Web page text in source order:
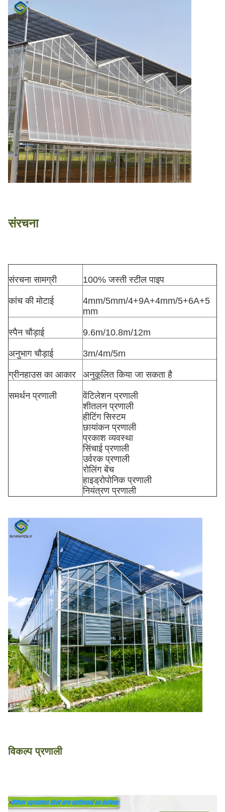
संरचना
संरचना सामग्री 100% जस्ती स्टील पाइप
कांच की मोटाई
4mm/5mm/4+9A+4mm/5+6A+5
mm
स्पैन चौड़ाई 9.6m/10.8m/12m
अनुभाग चौड़ाई 3m/4m/5m
ग्रीनहाउस का आकार अनुकूलित किया जा सकता है
समर्थन प्रणाली
वेंटिलेशन प्रणाली
शीतलन प्रणाली
हीटिंग सिस्टम
छायांकन प्रणाली
प्रकाश व्यवस्था
सिंचाई प्रणाली
उर्वरक प्रणाली
रोलिंग बेंच
हाइड्रोपोनिक प्रणाली
नियंत्रण प्रणाली
विकल्प प्रणाली